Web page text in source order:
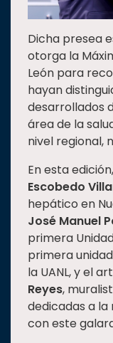
Dicha presea
otorga la
León para
hayan
desarrollados
área de la
nivel regional,
En esta
Escobedo
hepático en
José Manuel
primera
primera
la UANL, y el
Reyes,
dedicadas a
con este